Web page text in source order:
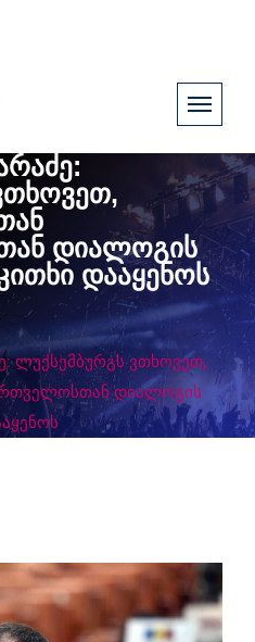
დიალოგის
დააყენოს
ლუქსემბურგს ვთხოვეთ,
დიალოგის